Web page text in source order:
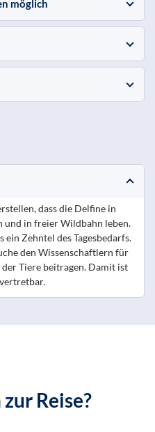
möglich
dass die Delfine in
und in freier Wildbahn leben.
ein Zehntel des Tagesbedarfs.
den Wissenschaftlern für
der Tiere beitragen. Damit ist
Reise?